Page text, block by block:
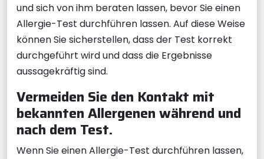
und sich von ihm beraten lassen, bevor Sie einen
Allergie-Test durchführen lassen. Auf diese Weise
können Sie sicherstellen, dass der Test korrekt
durchgeführt wird und dass die Ergebnisse
aussagekräftig sind.
Vermeiden Sie den Kontakt mit
bekannten Allergenen während und
nach dem Test.
Wenn Sie einen Allergie-Test durchführen lassen,